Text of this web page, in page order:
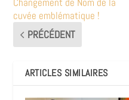
cuvée emblématique !
PRÉCÉDENT
ARTICLES SIMILAIRES